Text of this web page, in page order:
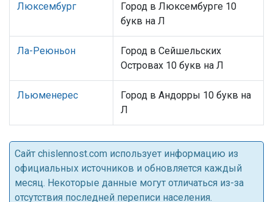
Люксембург
Город в Люксембурге 10
букв на Л
Ла-Реюньон
Город в Сейшельских
Островах 10 букв на Л
Льюменерес
Город в Андорры 10 букв на
Л
Cайт chislennost.com использует информацию из
официальных источников и обновляется каждый
месяц. Некоторые данные могут отличаться из-за
отсутствия последней переписи населения.